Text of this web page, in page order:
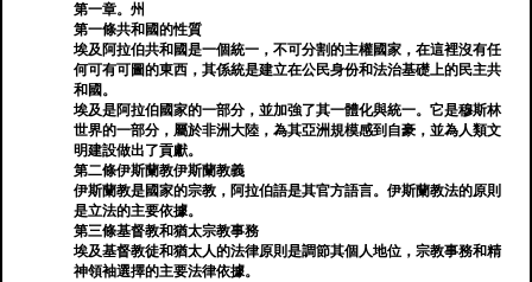
第一章。州
第一條共和國的性質
埃及阿拉伯共和國是一個統一，不可分割的主權國家，在這裡沒有任
何可有可圖的東西，其係統是建立在公民身份和法治基礎上的民主共
和國。
埃及是阿拉伯國家的一部分，並加強了其一體化與統一。它是穆斯林
世界的一部分，屬於非洲大陸，為其亞洲規模感到自豪，並為人類文
明建設做出了貢獻。
第二條伊斯蘭教伊斯蘭教義
伊斯蘭教是國家的宗教，阿拉伯語是其官方語言。伊斯蘭教法的原則
是立法的主要依據。
第三條基督教和猶太宗教事務
埃及基督教徒和猶太人的法律原則是調節其個人地位，宗教事務和精
神領袖選擇的主要法律依據。